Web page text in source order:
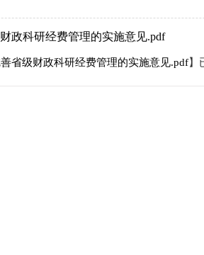
政科研经费管理的实施意见.pdf
省级财政科研经费管理的实施意见.pdf】